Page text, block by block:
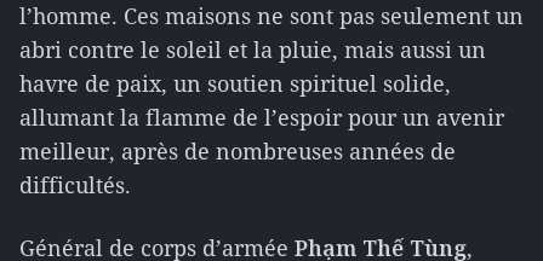
l’homme. Ces maisons ne sont pas seulement un
abri contre le soleil et la pluie, mais aussi un
havre de paix, un soutien spirituel solide,
allumant la flamme de l’espoir pour un avenir
meilleur, après de nombreuses années de
difficultés.
Général de corps d’armée Phạm Thế Tùng,